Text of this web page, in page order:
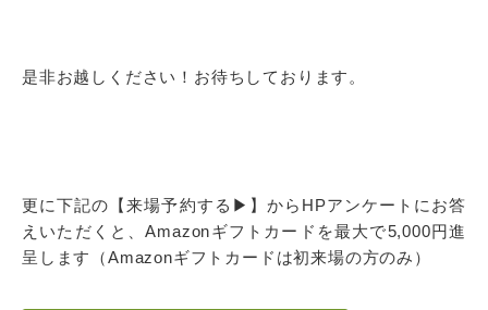
是非お越しください！お待ちしております。
更に下記の【来場予約する▶】からHPアンケートにお答
えいただくと、Amazonギフトカードを最大で5,000円進
呈します（Amazonギフトカードは初来場の方のみ）